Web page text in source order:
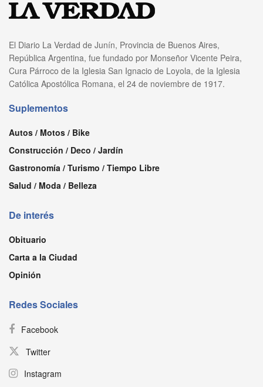
El Diario La Verdad de Junín, Provincia de Buenos Aires,
República Argentina, fue fundado por Monseñor Vicente Peira,
Cura Párroco de la Iglesia San Ignacio de Loyola, de la Iglesia
Católica Apostólica Romana, el 24 de noviembre de 1917.
Suplementos
Autos / Motos / Bike
Construcción / Deco / Jardín
Gastronomía / Turismo / Tiempo Libre
Salud / Moda / Belleza
De interés
Obituario
Carta a la Ciudad
Opinión
Redes Sociales
Facebook
Twitter
Instagram